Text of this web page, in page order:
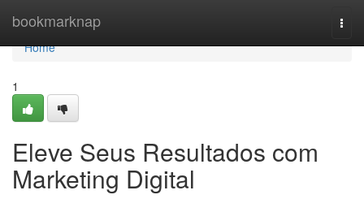
bookmarknap
Home
Home
1
Eleve Seus Resultados com
Marketing Digital